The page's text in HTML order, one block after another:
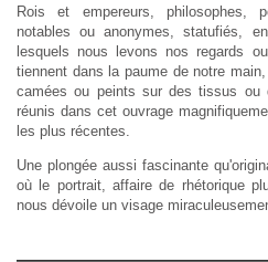
Rois et empereurs, philosophes,
notables ou anonymes, statufiés,
lesquels nous levons nos regards
tiennent dans la paume de notre
camées ou peints sur des tissus ou
réunis dans cet ouvrage
les plus récentes.
Une plongée aussi fascinante
où le portrait, affaire de rhétorique
nous dévoile un visage